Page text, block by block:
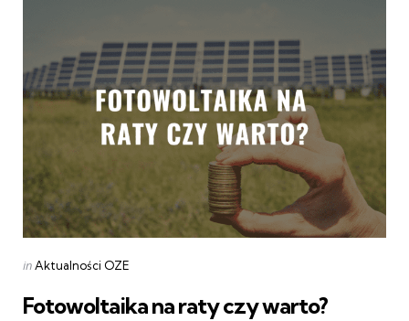
Categories
Posted
inAktualności OZE
Fotowoltaika na raty czy warto?